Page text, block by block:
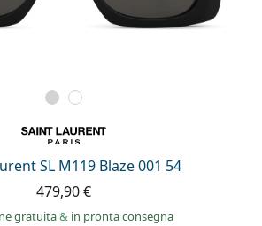
SL M119 Blaze 001 54
479,90 €
gratuita& in pronta consegna